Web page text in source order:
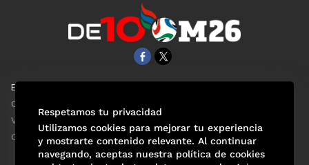
EL UNIVERSAL
Clase
ViveUSA
Confabulario
Respetamos tu privacidad
Utilizamos cookies para mejorar tu experiencia
y mostrarte contenido relevante. Al continuar
navegando, aceptas nuestra política de cookies